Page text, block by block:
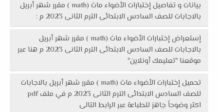
بيانات و تفاصيل إختبارات الأضواء ماث (math ) مقرر شهر أبريل
بالاجابات للصف السادس الابتدائى الترم الثانى 2023 م :
إستعراض إختبارات الأضواء ماث (math ) مقرر شهر أبريل
بالاجابات للصف السادس الابتدائى الترم الثانى 2023 م هنا عبر
موقعنا "تعليمك أونلاين"
تحميل إختبارات الأضواء ماث (math ) مقرر شهر أبريل بالاجابات
للصف السادس الابتدائى الترم الثانى 2023 م في ملف pdf
اكثر وضوحاً جاهز للطباعة عبر الرابط التالى